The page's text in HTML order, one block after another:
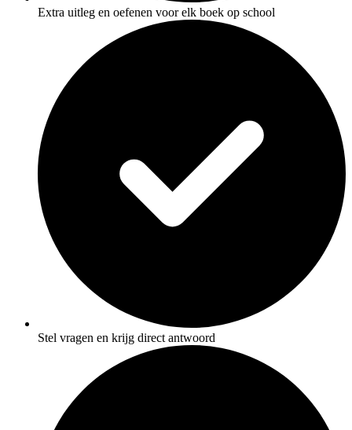
Extra uitleg en oefenen voor elk boek op school
Stel vragen en krijg direct antwoord